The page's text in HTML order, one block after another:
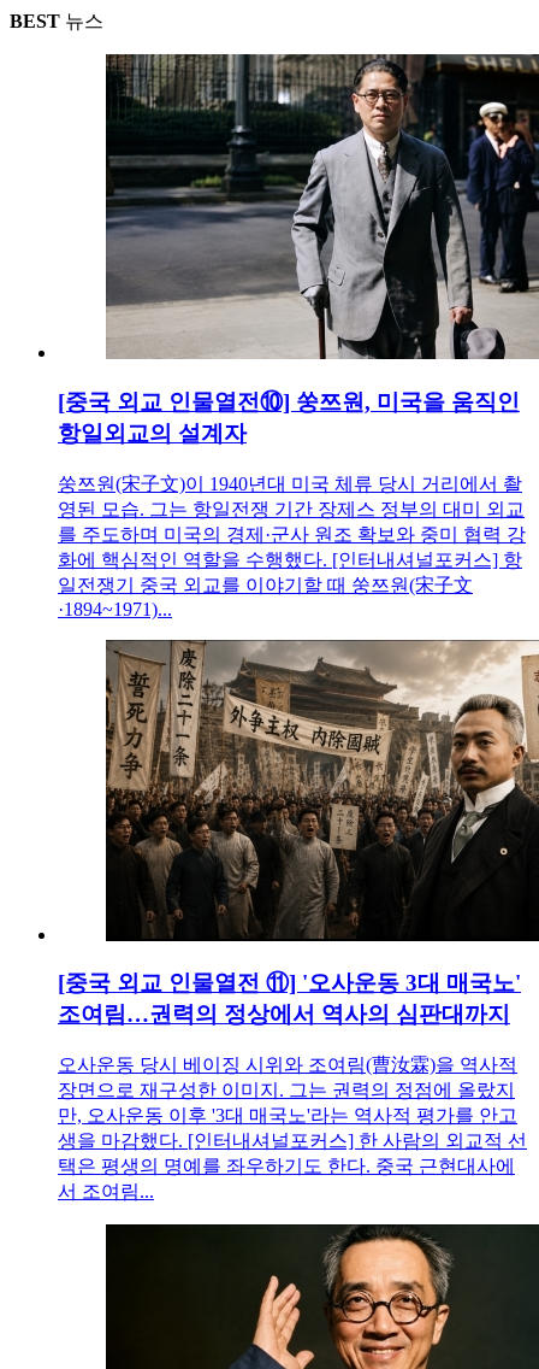
BEST 뉴스
[중국 외교 인물열전⑩] 쑹쯔원, 미국을 움직인
항일외교의 설계자
쑹쯔원(宋子文)이 1940년대 미국 체류 당시 거리에서 촬
영된 모습. 그는 항일전쟁 기간 장제스 정부의 대미 외교
를 주도하며 미국의 경제·군사 원조 확보와 중미 협력 강
화에 핵심적인 역할을 수행했다. [인터내셔널포커스] 항
일전쟁기 중국 외교를 이야기할 때 쑹쯔원(宋子文
·1894~1971)...
[중국 외교 인물열전 ⑪] '오사운동 3대 매국노'
조여림…권력의 정상에서 역사의 심판대까지
오사운동 당시 베이징 시위와 조여림(曹汝霖)을 역사적
장면으로 재구성한 이미지. 그는 권력의 정점에 올랐지
만, 오사운동 이후 '3대 매국노'라는 역사적 평가를 안고
생을 마감했다. [인터내셔널포커스] 한 사람의 외교적 선
택은 평생의 명예를 좌우하기도 한다. 중국 근현대사에
서 조여림...